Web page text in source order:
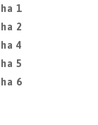
1
2
4
5
6